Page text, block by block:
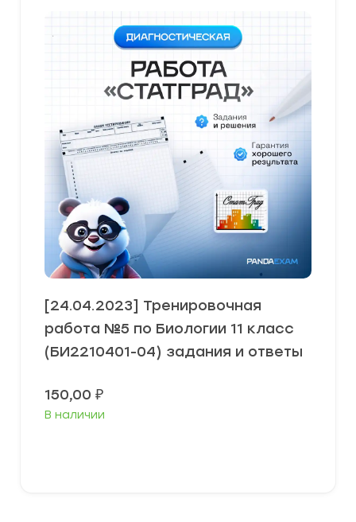
[24.04.2023] Тренировочная
работа №5 по Биологии 11 класс
(БИ2210401-04) задания и ответы
150,00 ₽
В наличии